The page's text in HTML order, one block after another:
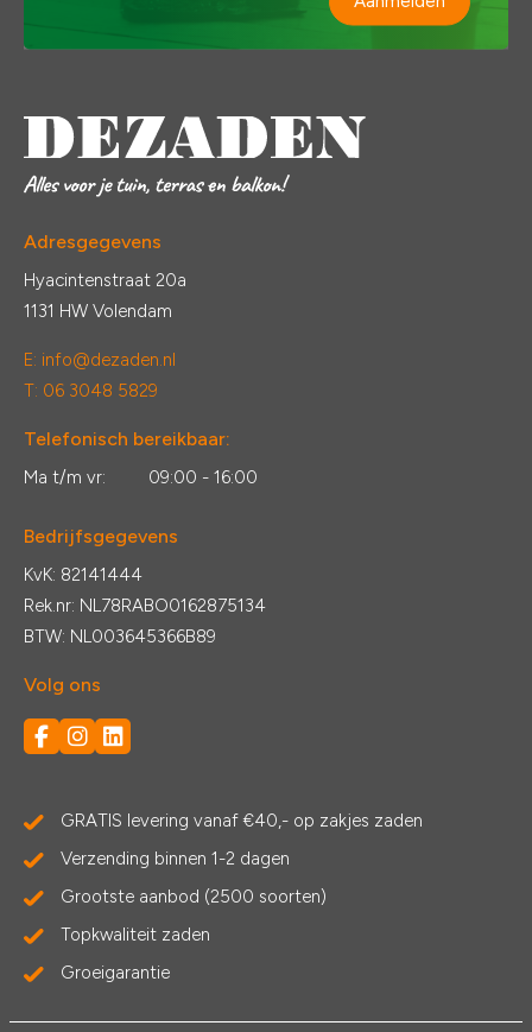
Adresgegevens
Hyacintenstraat 20a
1131 HW Volendam
E: info@dezaden.nl
T: 06 3048 5829
Telefonisch bereikbaar:
Ma t/m vr: 09:00 - 16:00
Bedrijfsgegevens
KvK: 82141444
Rek.nr: NL78RABO0162875134
BTW: NL003645366B89
Volg ons
GRATIS levering vanaf €40,- op zakjes zaden
Verzending binnen 1-2 dagen
Grootste aanbod (2500 soorten)
Topkwaliteit zaden
Groeigarantie